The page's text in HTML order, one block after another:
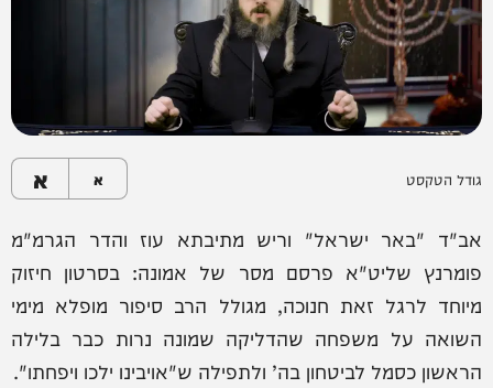
גודל הטקסט א א
אב"ד "באר ישראל" וריש מתיבתא עוז והדר הגרמ"מ
פומרנץ שליט"א פרסם מסר של אמונה: בסרטון חיזוק
מיוחד לרגל זאת חנוכה, מגולל הרב סיפור מופלא מימי
השואה על משפחה שהדליקה שמונה נרות כבר בלילה
הראשון כסמל לביטחון בה’ ולתפילה ש"אויבינו ילכו ויפחתו".